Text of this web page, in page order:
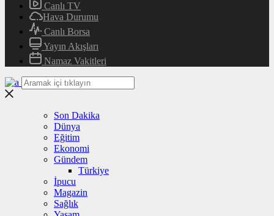
Canlı TV
Hava Durumu
Canlı Borsa
Yayın Akışları
Namaz Vakitleri
Son Dakika
Dünya
Eğitim
Ekonomi
Gündem
Türkiye
İpucu
Magazin
Sağlık